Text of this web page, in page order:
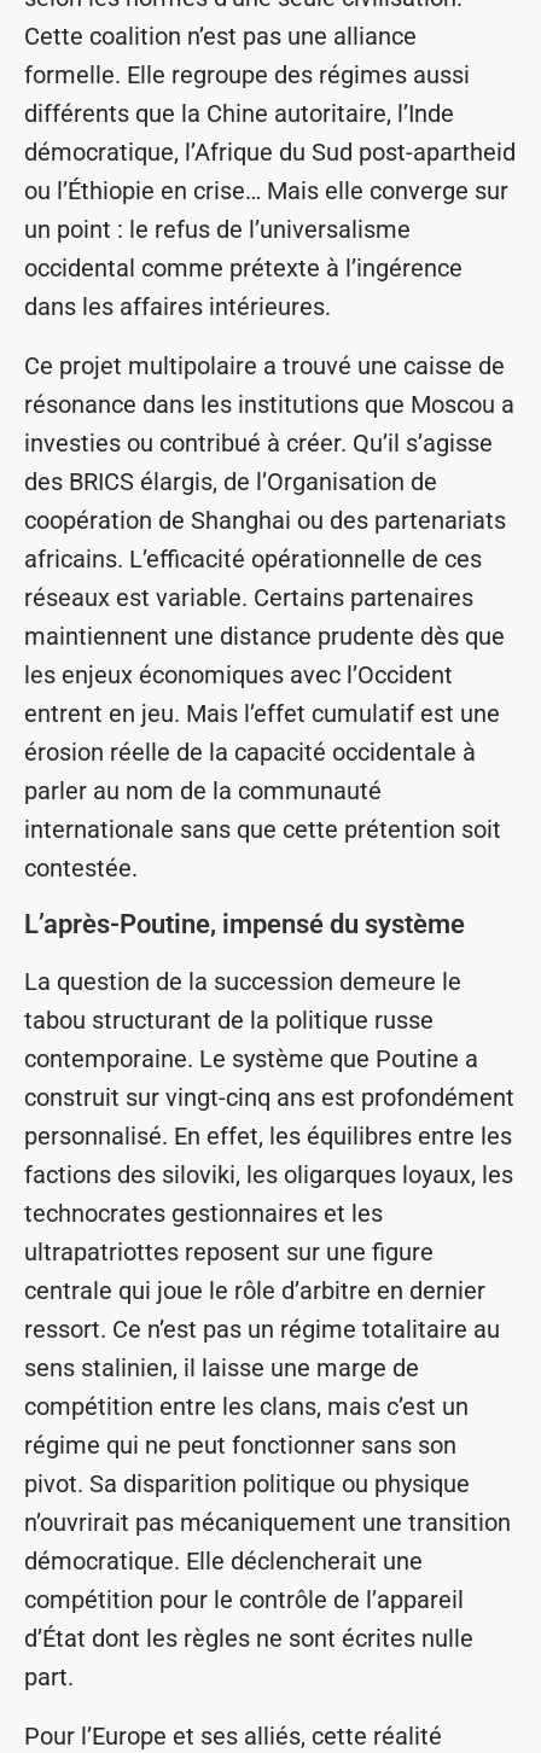
Cette coalition n’est pas une alliance
formelle. Elle regroupe des régimes aussi
différents que la Chine autoritaire, l’Inde
démocratique, l’Afrique du Sud post-apartheid
ou l’Éthiopie en crise… Mais elle converge sur
un point : le refus de l’universalisme
occidental comme prétexte à l’ingérence
dans les affaires intérieures.
Ce projet multipolaire a trouvé une caisse de
résonance dans les institutions que Moscou a
investies ou contribué à créer. Qu’il s’agisse
des BRICS élargis, de l’Organisation de
coopération de Shanghai ou des partenariats
africains. L’efficacité opérationnelle de ces
réseaux est variable. Certains partenaires
maintiennent une distance prudente dès que
les enjeux économiques avec l’Occident
entrent en jeu. Mais l’effet cumulatif est une
érosion réelle de la capacité occidentale à
parler au nom de la communauté
internationale sans que cette prétention soit
contestée.
L’après-Poutine, impensé du système
La question de la succession demeure le
tabou structurant de la politique russe
contemporaine. Le système que Poutine a
construit sur vingt-cinq ans est profondément
personnalisé. En effet, les équilibres entre les
factions des siloviki, les oligarques loyaux, les
technocrates gestionnaires et les
ultrapatriottes reposent sur une figure
centrale qui joue le rôle d’arbitre en dernier
ressort. Ce n’est pas un régime totalitaire au
sens stalinien, il laisse une marge de
compétition entre les clans, mais c’est un
régime qui ne peut fonctionner sans son
pivot. Sa disparition politique ou physique
n’ouvrirait pas mécaniquement une transition
démocratique. Elle déclencherait une
compétition pour le contrôle de l’appareil
d’État dont les règles ne sont écrites nulle
part.
Pour l’Europe et ses alliés, cette réalité